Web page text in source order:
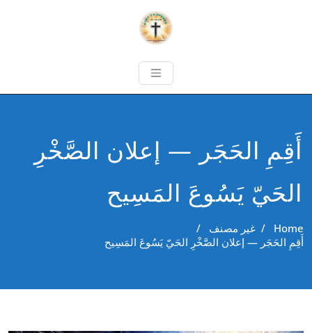
أَقِمِ الحَجَر — إعلان الصَّخْرِ
الحَيّ يَسُوعَ المَسِيح
Home
/ غير مصنف /
أَقِمِ الحَجَر — إعلان الصَّخْرِ الحَيّ يَسُوعَ المَسِيح